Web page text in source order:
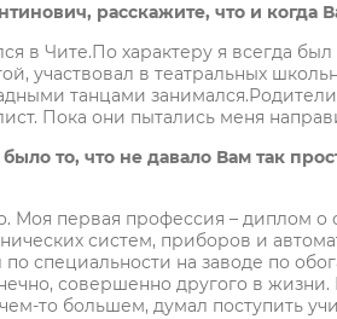
расскажите, что и когда
в Чите.По характеру я всегда
участвовал в театральных
танцами
Пока они пытались меня
то, что не давало Вам так
Моя первая профессия – диплом
систем, приборов и
по специальности на заводе по
совершенно другого в
то большем, думал поступить